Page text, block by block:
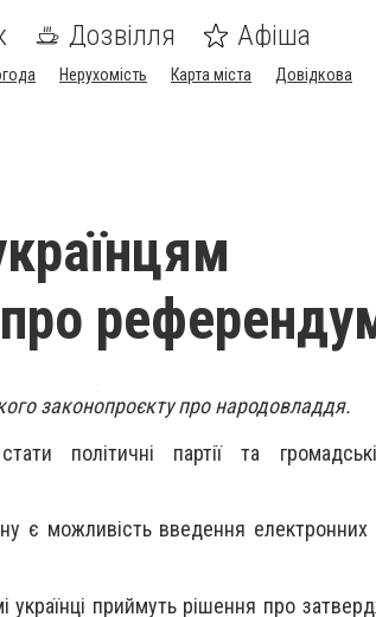
Дозвілля Афіша
Нерухомість Карта міста Довідкова
законопроєкту про народовладдя.
політичні партії та громадські
є можливість введення
приймуть рішення про